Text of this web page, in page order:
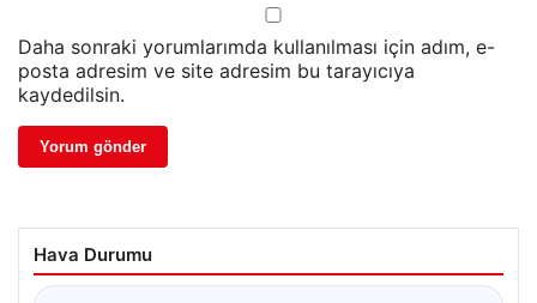
Daha sonraki yorumlarımda kullanılması için adım, e-
posta adresim ve site adresim bu tarayıcıya
kaydedilsin.
Hava Durumu